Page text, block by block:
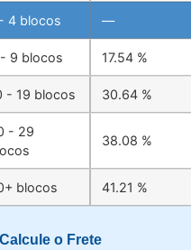
4 blocos —
9 blocos 17.54 %
- 19 blocos 30.64 %
- 29
38.08 %
blocos 41.21 %
Calcule o Frete